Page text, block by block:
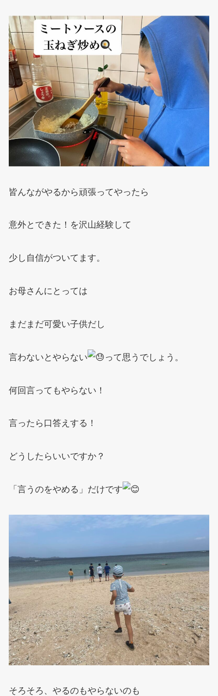
皆んながやるから頑張ってやったら
意外とできた！を沢山経験して
少し自信がついてます。
お母さんにとっては
まだまだ可愛い子供だし
言わないとやらない って思うでしょう。
何回言ってもやらない！
言ったら口答えする！
どうしたらいいですか？
「言うのをやめる」だけです
そろそろ、やるのもやらないのも